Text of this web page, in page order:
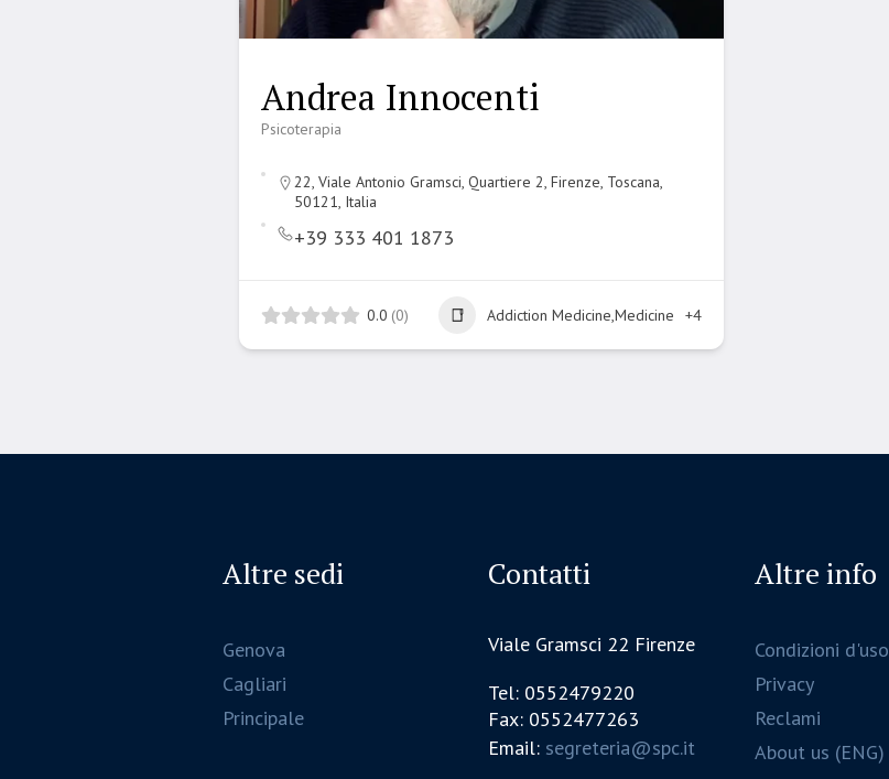
Andrea Innocenti
Psicoterapia
22, Viale Antonio Gramsci, Quartiere 2, Firenze, Toscana,
50121, Italia
+39 333 401 1873
0.0 (0) Addiction Medicine,Medicine +4
Altre sedi
Genova
Cagliari
Principale
Contatti
Viale Gramsci 22 Firenze
Tel: 0552479220
Fax: 0552477263
Email: segreteria@spc.it
Altre info
Condizioni d'uso
Privacy
Reclami
About us (ENG)